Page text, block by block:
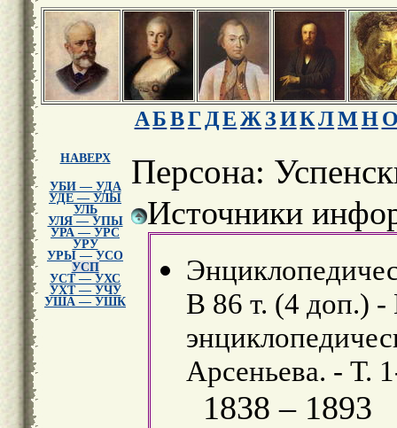
АБВГ ДЕ Ж ЗИКЛМН
НАВЕРХ
УБИ — УДА
УДЕ — УЛЫ
УЛЬ
УЛЯ — УПЫ
УРА — УРС
УРУ
УРЫ — УСО
УСП
УСТ — УХС
УХТ — УЧУ
УША — УШК
Персона:
Источники
В 86 т. (4 доп.)
Арсеньева. - Т.
1838 – 1893